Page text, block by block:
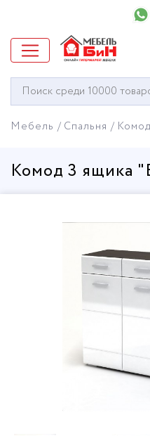
Окно
поиска
Мебель Спальня
Комод 3 ящика